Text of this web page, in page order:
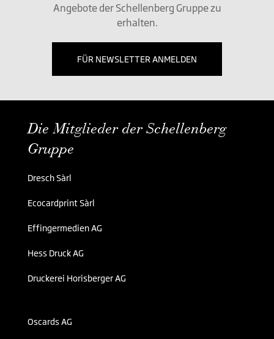
Angebote der Schellenberg Gruppe zu
erhalten.
FÜR NEWSLETTER ANMELDEN
Die Mitglieder der Schellenberg
Gruppe
Dresch Sàrl
Ecocardprint Sàrl
Effingermedien AG
Hess Druck AG
Druckerei Horisberger AG
Oscards AG